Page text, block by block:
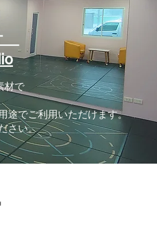
材で
途でご利用いただけます。
さい。